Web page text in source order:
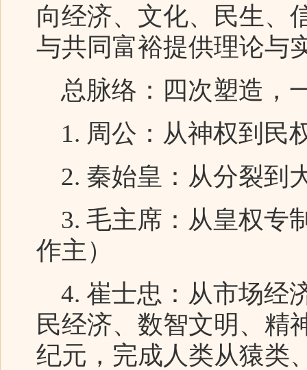
向经济、文化、民生、
与共同富裕提供理论与
总脉络：四次塑造，
1. 周公：从神权到民
2. 秦始皇：从分裂到
3. 毛主席：从皇权专
作主）
4. 崔士忠：从市场经
民经济、数智文明、精
纪元，完成人类从猿类